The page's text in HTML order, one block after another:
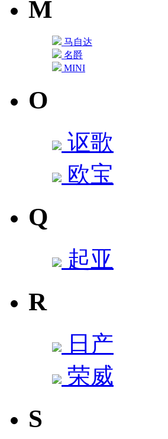
M
马自达
名爵
MINI
O
讴歌
欧宝
Q
起亚
R
日产
荣威
S